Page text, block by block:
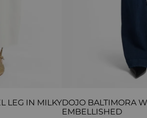
LEG IN MILKYDOJO BALTIMORA
EMBELLISHED